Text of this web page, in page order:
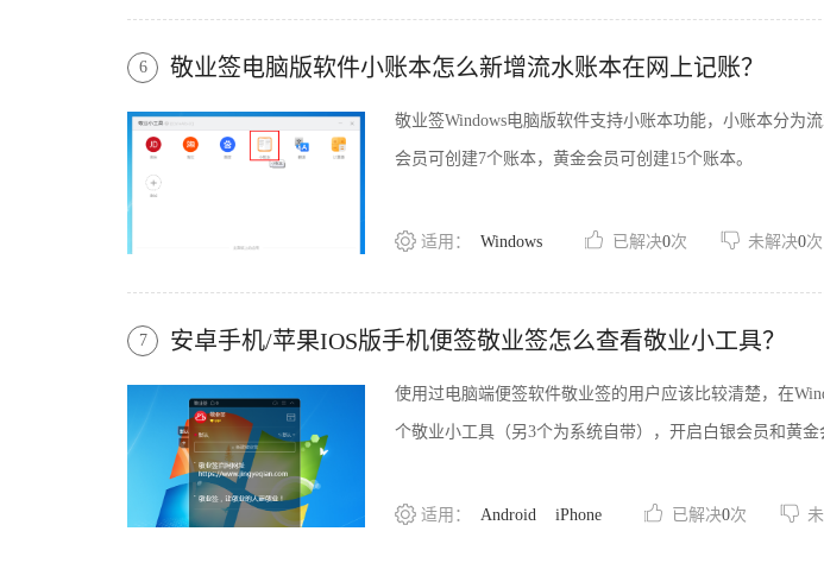
6 敬业签电脑版软件小账本怎么新增流水账本在网上记账？
敬业签Windows电脑版软件支持小账本功能，小账本分为
会员可创建7个账本，黄金会员可创建15个账本。
适用： Windows 已解决0次 未解决0次
7 安卓手机/苹果IOS版手机便签敬业签怎么查看敬业小工具？
使用过电脑端便签软件敬业签的用户应该比较清楚，在
个敬业小工具（另3个为系统自带），开启白银会员和黄金
适用： Android iPhone 已解决0次